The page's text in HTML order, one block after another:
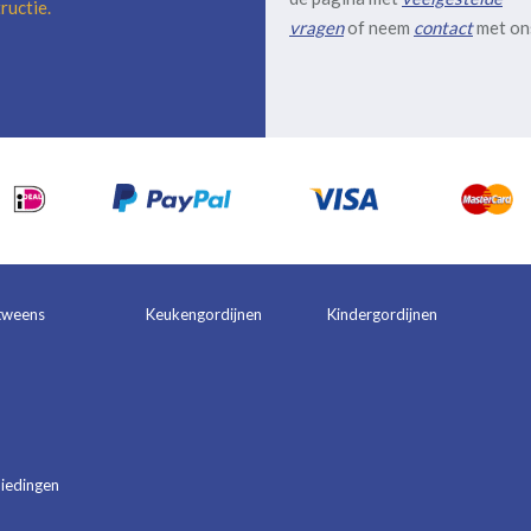
.
vragenof neem contactmet
Keukengordijnen Kindergordijnen